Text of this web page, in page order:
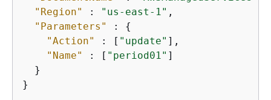
"Region"
: "us-east-1" ,
"Parameters"
: {
"Action"
: [ "update" ],
"Name"
: [ "period01" ]
  }
}